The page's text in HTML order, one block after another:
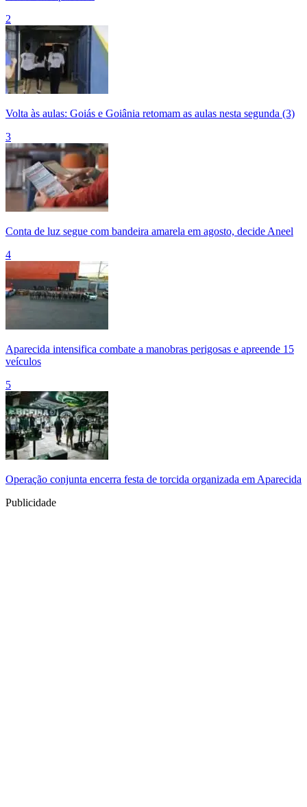
2
Volta às aulas: Goiás e Goiânia retomam as aulas nesta segunda (3)
3
Conta de luz segue com bandeira amarela em agosto, decide Aneel
4
Aparecida intensifica combate a manobras perigosas e apreende 15
veículos
5
Operação conjunta encerra festa de torcida organizada em Aparecida
Publicidade